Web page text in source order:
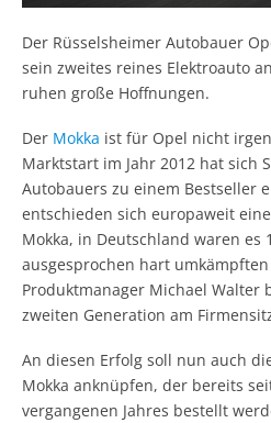
Der Rüsselsheimer Autobauer
sein zweites reines Elektroauto
ruhen große Hoffnungen.
Der Mokka ist für Opel nicht
Marktstart im Jahr 2012 hat sich
Autobauers zu einem Bestseller
entschieden sich europaweit
Mokka, in Deutschland waren es
ausgesprochen hart
Produktmanager Michael Walter
zweiten Generation am
An diesen Erfolg soll nun auch
Mokka anknüpfen, der bereits
vergangenen Jahres bestellt